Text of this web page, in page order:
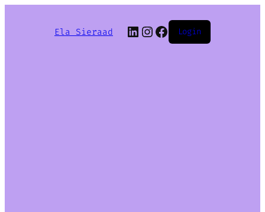
Ela Sieraad LinkedIn
Instagram
Facebook
Login